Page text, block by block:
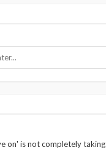
on' is not completely taking